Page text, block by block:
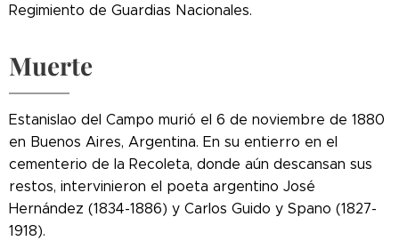
Regimiento de Guardias Nacionales.
Muerte
Estanislao del Campo murió el 6 de noviembre de 1880
en Buenos Aires, Argentina. En su entierro en el
cementerio de la Recoleta, donde aún descansan sus
restos, intervinieron el poeta argentino José
Hernández (1834-1886) y Carlos Guido y Spano (1827-
1918).